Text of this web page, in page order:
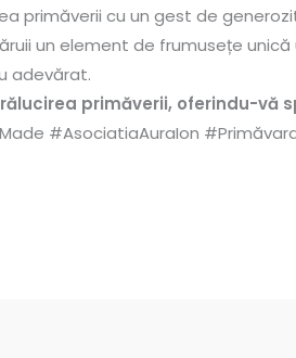
primăverii cu un gest de
un element de frumusețe
adevărat.
primăverii, oferindu-vă
#AsociatiaAuraIon